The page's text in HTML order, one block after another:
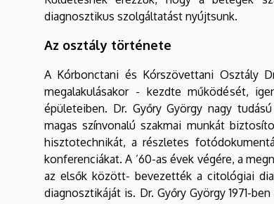
diagnosztikus szolgáltatást nyújtsunk.
Az osztály története
A Kórbonctani és Kórszövettani Osztály
megalakulásakor - kezdte működését,
épületeiben. Dr. Győry György nagy
magas színvonalú szakmai munkát
hisztotechnikát, a részletes
konferenciákat. A ’60-as évek végére, a
az elsők között- bevezették a citológiai
diagnosztikáját is. Dr. Győry György 1971-